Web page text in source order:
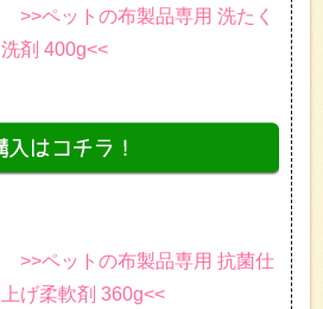
>>ペットの布製品専用 洗たく
洗剤 400g<<
>>ペットの布製品専用 抗菌仕
上げ柔軟剤 360g<<